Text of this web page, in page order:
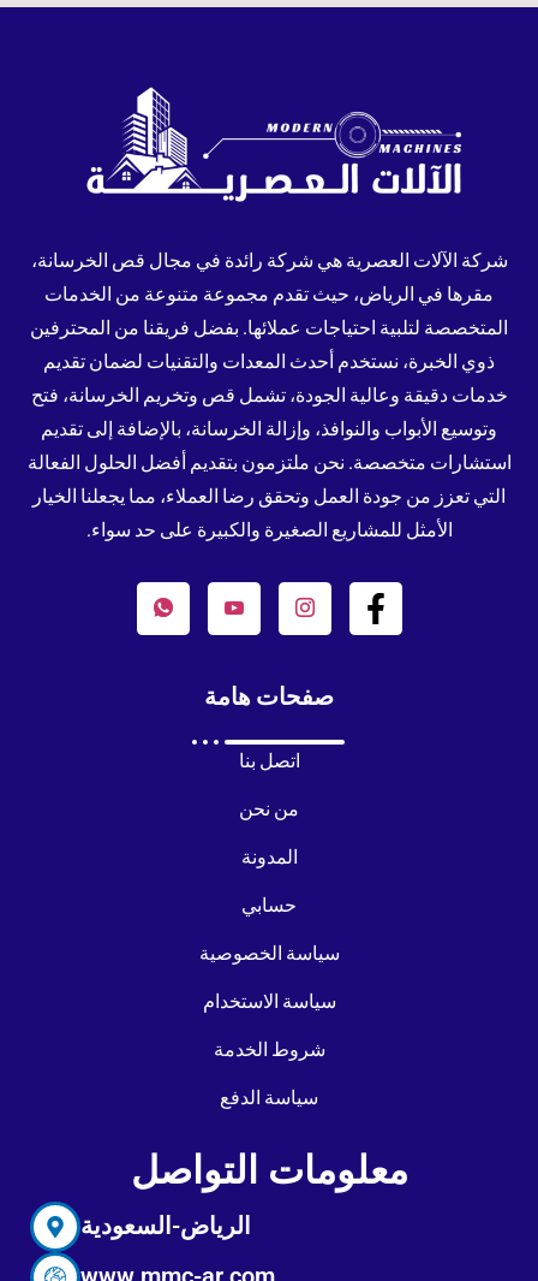
شركة الآلات العصرية هي شركة رائدة في مجال قص الخرسانة،
مقرها في الرياض، حيث تقدم مجموعة متنوعة من الخدمات
المتخصصة لتلبية احتياجات عملائها. بفضل فريقنا من المحترفين
ذوي الخبرة، نستخدم أحدث المعدات والتقنيات لضمان تقديم
خدمات دقيقة وعالية الجودة، تشمل قص وتخريم الخرسانة، فتح
وتوسيع الأبواب والنوافذ، وإزالة الخرسانة، بالإضافة إلى تقديم
استشارات متخصصة. نحن ملتزمون بتقديم أفضل الحلول الفعالة
التي تعزز من جودة العمل وتحقق رضا العملاء، مما يجعلنا الخيار
الأمثل للمشاريع الصغيرة والكبيرة على حد سواء.
صفحات هامة
اتصل بنا
من نحن
المدونة
حسابي
سياسة الخصوصية
سياسة الاستخدام
شروط الخدمة
سياسة الدفع
معلومات التواصل
الرياض-السعودية